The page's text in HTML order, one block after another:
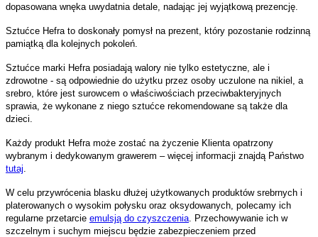
dopasowana wnęka uwydatnia detale, nadając jej wyjątkową prezencję.
Sztućce Hefra to doskonały pomysł na prezent, który pozostanie rodzinną
pamiątką dla kolejnych pokoleń.
Sztućce marki Hefra posiadają walory nie tylko estetyczne, ale i
zdrowotne - są odpowiednie do użytku przez osoby uczulone na nikiel, a
srebro, które jest surowcem o właściwościach przeciwbakteryjnych
sprawia, że wykonane z niego sztućce rekomendowane są także dla
dzieci.
Każdy produkt Hefra może zostać na życzenie Klienta opatrzony
wybranym i dedykowanym grawerem – więcej informacji znajdą Państwo
tutaj
W celu przywrócenia blasku dłużej użytkowanych produktów srebrnych i
platerowanych o wysokim połysku oraz oksydowanych, polecamy ich
regularne przetarcie emulsją do czyszczenia . Przechowywanie ich w
szczelnym i suchym miejscu będzie zabezpieczeniem przed